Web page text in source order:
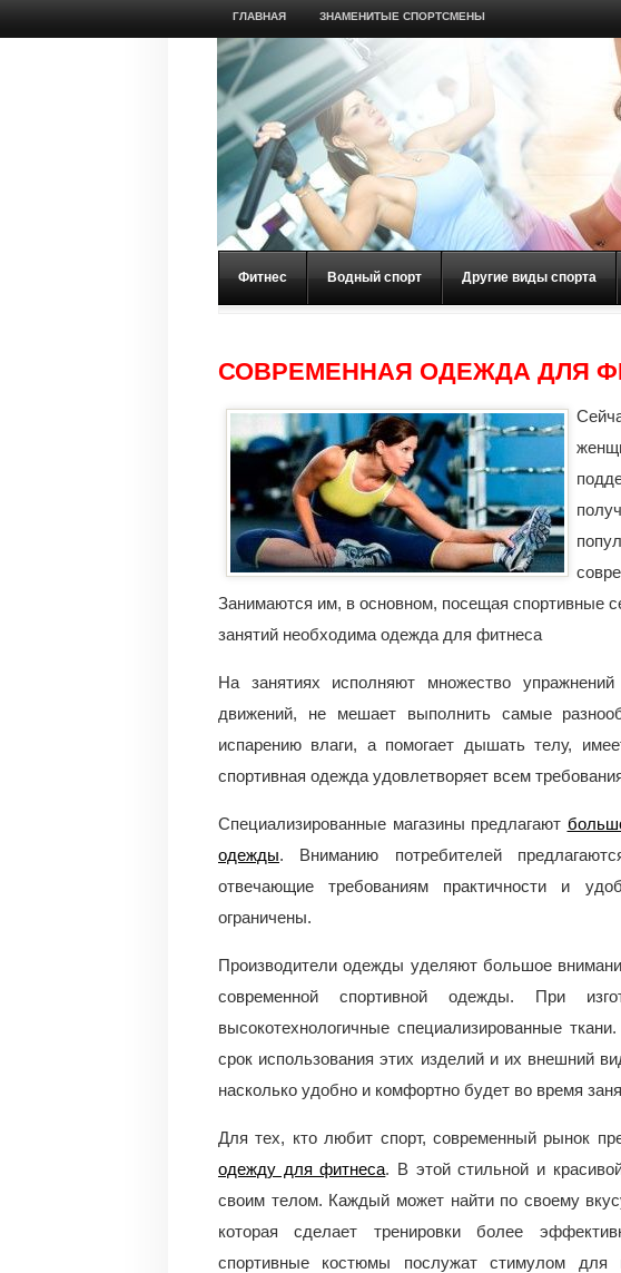
ГЛАВНАЯ ЗНАМЕНИТЫЕ СПОРТСМЕНЫ
Фитнес Водный спорт Другие виды спорта
СОВРЕМЕННАЯ ОДЕЖДА ДЛЯ
Занимаются им, в основном, посещая спортивные
занятий необходима одежда для фитнеса
На занятиях исполняют множество
движений, не мешает выполнить самые
испарению влаги, а помогает дышать телу,
спортивная одежда удовлетворяет всем
Специализированные магазины предлагают
одежды. Вниманию потребителей
отвечающие требованиям практичности и
ограничены.
Производители одежды уделяют большое
современной спортивной одежды. При
высокотехнологичные специализированные
срок использования этих изделий и их внешний
насколько удобно и комфортно будет во время
Для тех, кто любит спорт, современный рынок
одежду для фитнеса. В этой стильной и
своим телом. Каждый может найти по своему
которая сделает тренировки более
спортивные костюмы послужат стимулом для